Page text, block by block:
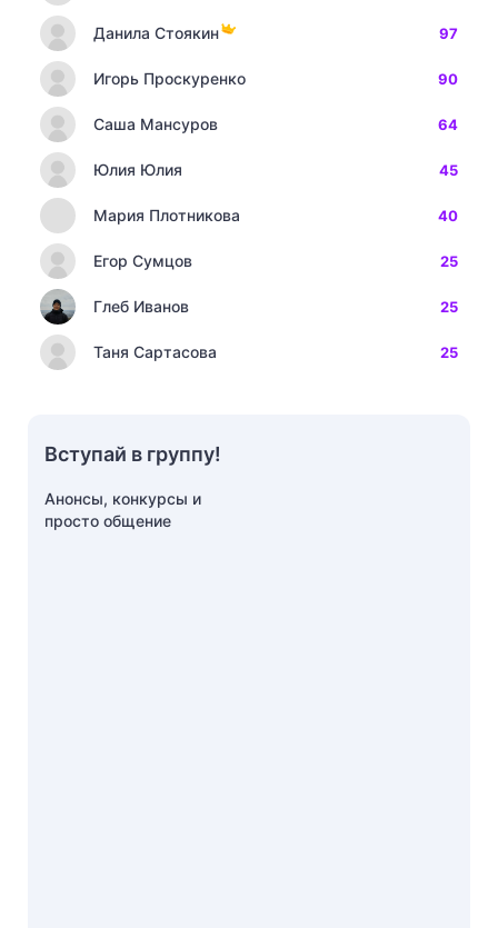
Данила Стоякин 97
Игорь Проскуренко 90
Саша Мансуров 64
Юлия Юлия 45
Мария Плотникова 40
Егор Сумцов 25
Глеб Иванов 25
Таня Сартасова 25
Вступай в группу!
Анонсы, конкурсы и
просто общение